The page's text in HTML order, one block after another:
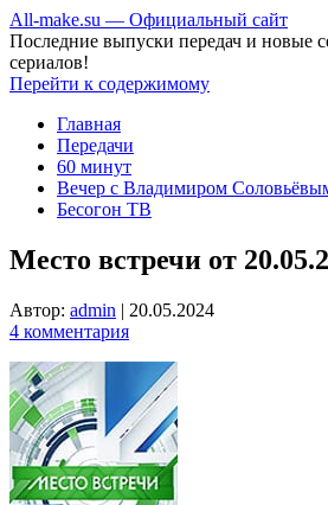
All-make.su — Официальный сайт
Последние выпуски передач и новые
сериалов!
Перейти к содержимому
Главная
Передачи
60 минут
Вечер с Владимиром
Бесогон ТВ
Место встречи от
Автор: admin | 20.05.2024
4 комментария